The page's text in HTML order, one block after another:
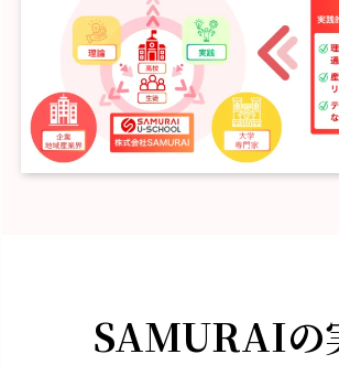
SAMURAIの